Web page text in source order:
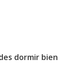
dormir bien